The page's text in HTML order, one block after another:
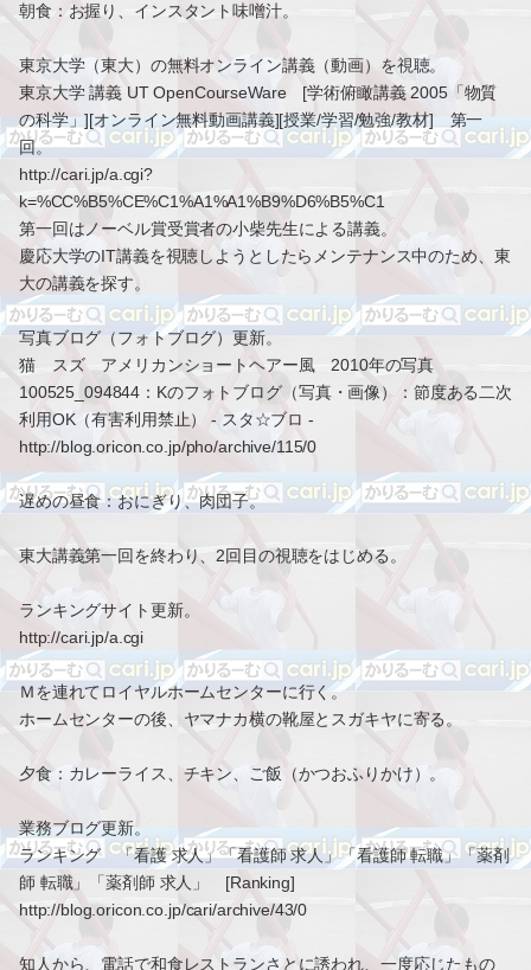
朝食：お握り、インスタント味噌汁。
東京大学（東大）の無料オンライン講義（動画）を視聴。
東京大学 講義 UT OpenCourseWare [学術俯瞰講義 2005「物質
の科学」][オンライン無料動画講義][授業/学習/勉強/教材] 第一
回。
http://cari.jp/a.cgi?
k=%CC%B5%CE%C1%A1%A1%B9%D6%B5%C1
第一回はノーベル賞受賞者の小柴先生による講義。
慶応大学のIT講義を視聴しようとしたらメンテナンス中のため、東
大の講義を探す。
写真ブログ（フォトブログ）更新。
猫 スズ アメリカンショートヘアー風 2010年の写真
100525_094844：Kのフォトブログ（写真・画像）：節度ある二次
利用OK（有害利用禁止） - スタ☆ブロ -
http://blog.oricon.co.jp/pho/archive/115/0
遅めの昼食：おにぎり、肉団子。
東大講義第一回を終わり、2回目の視聴をはじめる。
ランキングサイト更新。
http://cari.jp/a.cgi
Ｍを連れてロイヤルホームセンターに行く。
ホームセンターの後、ヤマナカ横の靴屋とスガキヤに寄る。
夕食：カレーライス、チキン、ご飯（かつおふりかけ）。
業務ブログ更新。
ランキング 「看護 求人」「看護師 求人」「看護師 転職」「薬剤
師 転職」「薬剤師 求人」 [Ranking]
http://blog.oricon.co.jp/cari/archive/43/0
知人から、電話で和食レストランさとに誘われ、一度応じたもの